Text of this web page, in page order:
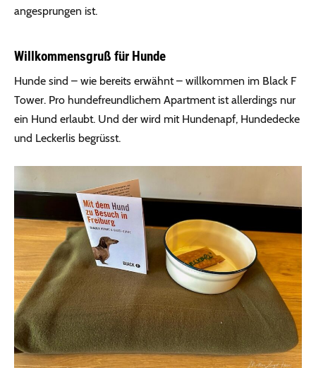
angesprungen ist.
Willkommensgruß für Hunde
Hunde sind – wie bereits erwähnt – willkommen im Black F
Tower. Pro hundefreundlichem Apartment ist allerdings nur
ein Hund erlaubt. Und der wird mit Hundenapf, Hundedecke
und Leckerlis begrüsst.